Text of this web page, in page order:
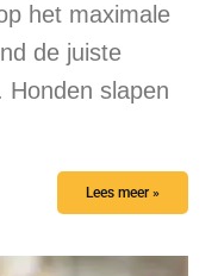
het maximale
de juiste
Honden slapen
Lees meer »